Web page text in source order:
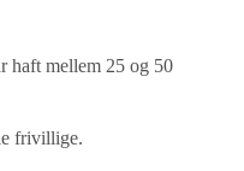
haft mellem 25 og 50
frivillige.